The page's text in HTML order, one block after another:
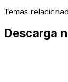
Temas
Descarga